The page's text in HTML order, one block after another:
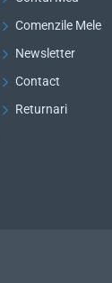
Comenzile Mele
Newsletter
Contact
Returnari